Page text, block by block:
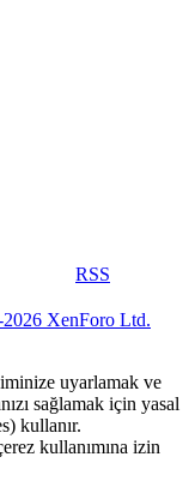
RSS
XenForo Ltd.
uyarlamak ve
sağlamak için yasal
kullanır.
kullanımına izin